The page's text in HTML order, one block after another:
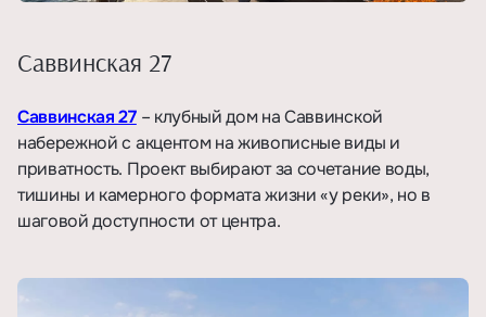
Саввинская 27
Саввинская 27– клубный дом на Саввинской
набережной с акцентом на живописные виды и
приватность. Проект выбирают за сочетание воды,
тишины и камерного формата жизни «у реки», но в
шаговой доступности от центра.